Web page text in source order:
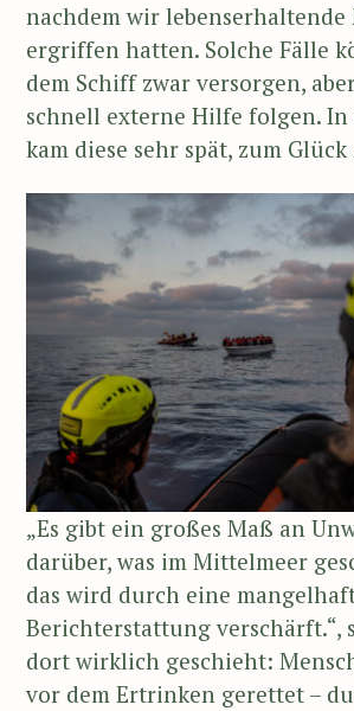
nachdem wir
ergriffen hatten. Solche Fälle
dem Schiff zwar versorgen,
schnell externe Hilfe folgen. In
kam diese sehr spät, zum
„Es gibt ein großes Maß an
darüber, was im Mittelmeer
das wird durch eine
Berichterstattung verschärft.“,
dort wirklich geschieht:
vor dem Ertrinken gerettet –